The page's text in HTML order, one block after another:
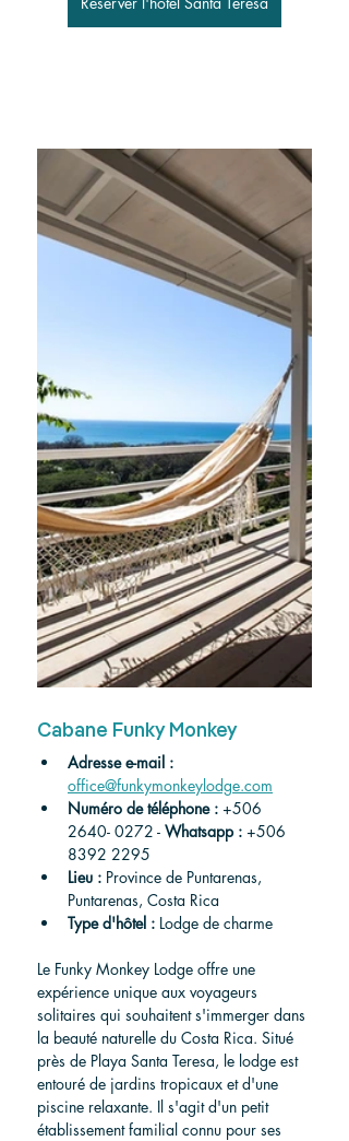
Cabane Funky Monkey
Adresse e-mail :
office@funkymonkeylodge.com
Numéro de téléphone : +506
2640- 0272 - Whatsapp : +506
8392 2295
Lieu : Province de Puntarenas,
Puntarenas, Costa Rica
Type d'hôtel : Lodge de charme
Le Funky Monkey Lodge offre une
expérience unique aux voyageurs
solitaires qui souhaitent s'immerger dans
la beauté naturelle du Costa Rica. Situé
près de Playa Santa Teresa, le lodge est
entouré de jardins tropicaux et d'une
piscine relaxante. Il s'agit d'un petit
établissement familial connu pour ses